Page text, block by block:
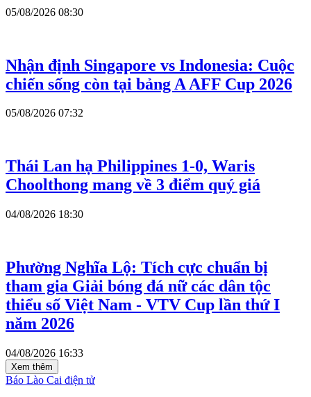
05/08/2026 08:30
Nhận định Singapore vs Indonesia: Cuộc
chiến sống còn tại bảng A AFF Cup 2026
05/08/2026 07:32
Thái Lan hạ Philippines 1-0, Waris
Choolthong mang về 3 điểm quý giá
04/08/2026 18:30
Phường Nghĩa Lộ: Tích cực chuẩn bị
tham gia Giải bóng đá nữ các dân tộc
thiểu số Việt Nam - VTV Cup lần thứ I
năm 2026
04/08/2026 16:33
Xem thêm
Báo Lào Cai điện tử